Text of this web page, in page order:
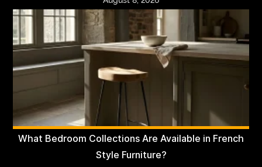
What Bedroom Collections Are Available in French
Style Furniture?